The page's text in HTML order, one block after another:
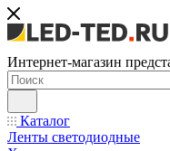
Интернет-магазин
Каталог
Ленты светодиодные